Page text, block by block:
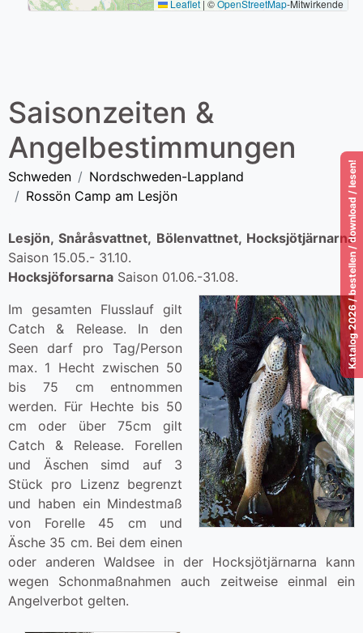
Katalog 2026 / bestellen / download / lesen!
Leaflet | ©OpenStreetMap-Mitwirkende
Saisonzeiten &
Angelbestimmungen
Schweden
Nordschweden-Lappland
Rossön Camp am Lesjön
Lesjön, Snåråsvattnet, Bölenvattnet, Hocksjötjärnarna
Saison 15.05.- 31.10.
Hocksjöforsarna Saison 01.06.-31.08.
Im gesamten Flusslauf gilt
Catch & Release. In den
Seen darf pro Tag/Person
max. 1 Hecht zwischen 50
bis 75 cm entnommen
werden. Für Hechte bis 50
cm oder über 75cm gilt
Catch & Release. Forellen
und Äschen simd auf 3
Stück pro Lizenz begrenzt
und haben ein Mindestmaß
von Forelle 45 cm und
Äsche 35 cm. Bei dem einen
oder anderen Waldsee in der Hocksjötjärnarna kann
wegen Schonmaßnahmen auch zeitweise einmal ein
Angelverbot gelten.